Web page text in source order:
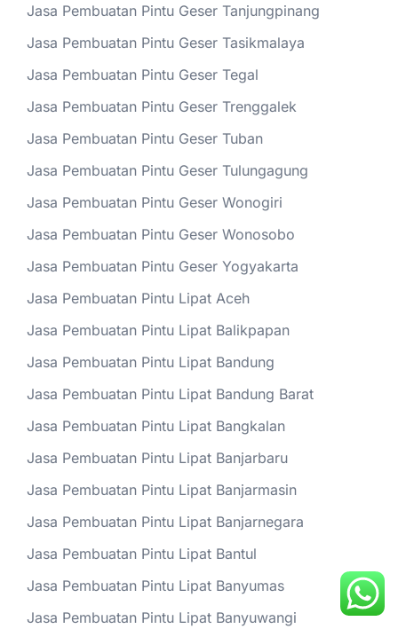
Jasa Pembuatan Pintu Geser Tanjungpinang
Jasa Pembuatan Pintu Geser Tasikmalaya
Jasa Pembuatan Pintu Geser Tegal
Jasa Pembuatan Pintu Geser Trenggalek
Jasa Pembuatan Pintu Geser Tuban
Jasa Pembuatan Pintu Geser Tulungagung
Jasa Pembuatan Pintu Geser Wonogiri
Jasa Pembuatan Pintu Geser Wonosobo
Jasa Pembuatan Pintu Geser Yogyakarta
Jasa Pembuatan Pintu Lipat Aceh
Jasa Pembuatan Pintu Lipat Balikpapan
Jasa Pembuatan Pintu Lipat Bandung
Jasa Pembuatan Pintu Lipat Bandung Barat
Jasa Pembuatan Pintu Lipat Bangkalan
Jasa Pembuatan Pintu Lipat Banjarbaru
Jasa Pembuatan Pintu Lipat Banjarmasin
Jasa Pembuatan Pintu Lipat Banjarnegara
Jasa Pembuatan Pintu Lipat Bantul
Jasa Pembuatan Pintu Lipat Banyumas
Jasa Pembuatan Pintu Lipat Banyuwangi